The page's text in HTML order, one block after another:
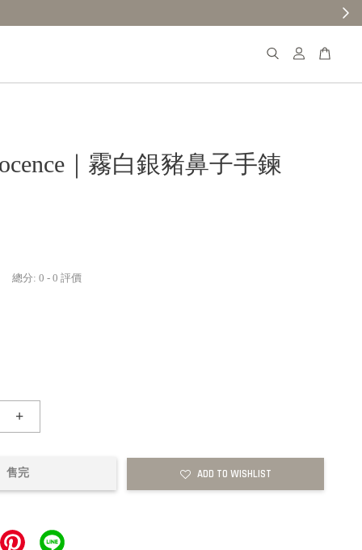
｜霧白銀豬鼻子手鍊
總分:0 -0 評價
+
售完 ADD TO WISHLIST